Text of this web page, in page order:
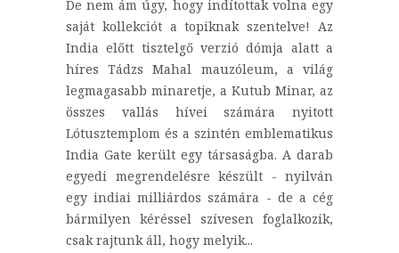
De nem ám úgy, hogy indítottak volna egy
saját kollekciót a topiknak szentelve! Az
India előtt tisztelgő verzió dómja alatt a
híres Tádzs Mahal mauzóleum, a világ
legmagasabb minaretje, a Kutub Minar, az
összes vallás hívei számára nyitott
Lótusztemplom és a szintén emblematikus
India Gate került egy társaságba. A darab
egyedi megrendelésre készült - nyilván
egy indiai milliárdos számára - de a cég
bármilyen kéréssel szívesen foglalkozik,
csak rajtunk áll, hogy melyik...